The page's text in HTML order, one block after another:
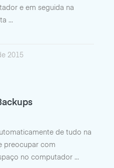
e em seguida na
2015
de tudo na
preocupar com
no computador